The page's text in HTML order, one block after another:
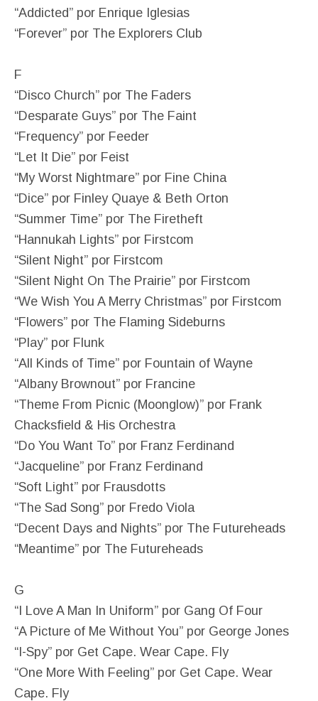
“Addicted” por Enrique Iglesias
“Forever” por The Explorers Club
F
“Disco Church” por The Faders
“Desparate Guys” por The Faint
“Frequency” por Feeder
“Let It Die” por Feist
“My Worst Nightmare” por Fine China
“Dice” por Finley Quaye & Beth Orton
“Summer Time” por The Firetheft
“Hannukah Lights” por Firstcom
“Silent Night” por Firstcom
“Silent Night On The Prairie” por Firstcom
“We Wish You A Merry Christmas” por Firstcom
“Flowers” por The Flaming Sideburns
“Play” por Flunk
“All Kinds of Time” por Fountain of Wayne
“Albany Brownout” por Francine
“Theme From Picnic (Moonglow)” por Frank
Chacksfield & His Orchestra
“Do You Want To” por Franz Ferdinand
“Jacqueline” por Franz Ferdinand
“Soft Light” por Frausdotts
“The Sad Song” por Fredo Viola
“Decent Days and Nights” por The Futureheads
“Meantime” por The Futureheads
G
“I Love A Man In Uniform” por Gang Of Four
“A Picture of Me Without You” por George Jones
“I-Spy” por Get Cape. Wear Cape. Fly
“One More With Feeling” por Get Cape. Wear
Cape. Fly